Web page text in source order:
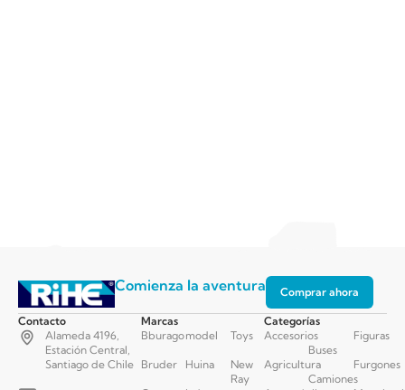
Comienza la aventura Comprar ahora
Contacto
Alameda 4196,
Estación Central,
Santiago de Chile
Marcas
Bburago
Bruder
model
Huina
Toys
New
Ray
Categorías
Accesorios
Agricultura
Buses
Camiones
Figuras
Furgones